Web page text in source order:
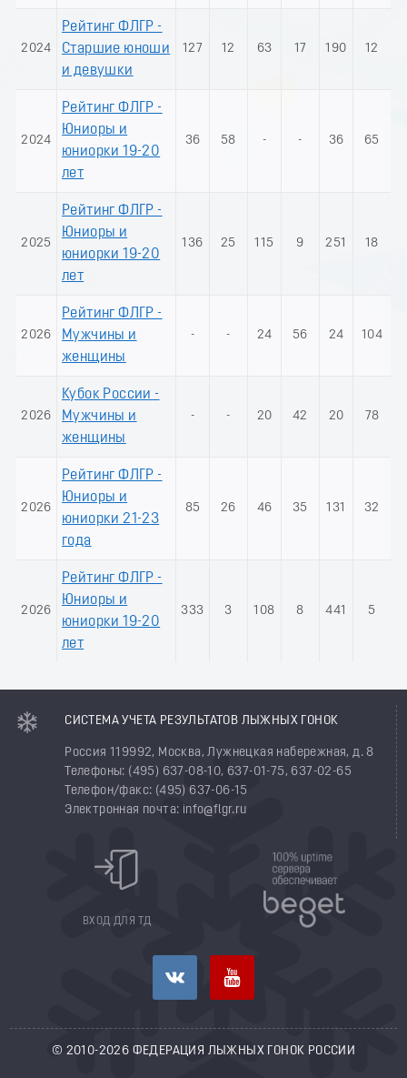
2024
Рейтинг ФЛГР -
Старшие юноши
и девушки
127 12 63 17 190 12
2024
Рейтинг ФЛГР -
Юниоры и
юниорки 19-20
лет
36 58 - - 36 65
2025
Рейтинг ФЛГР -
Юниоры и
юниорки 19-20
лет
136 25 115 9 251 18
2026
Рейтинг ФЛГР -
Мужчины и
женщины
- - 24 56 24 104
2026
Кубок России -
Мужчины и
женщины
- - 20 42 20 78
2026
Рейтинг ФЛГР -
Юниоры и
юниорки 21-23
года
85 26 46 35 131 32
2026
Рейтинг ФЛГР -
Юниоры и
юниорки 19-20
лет
333 3 108 8 441 5
СИСТЕМА УЧЕТА РЕЗУЛЬТАТОВ ЛЫЖНЫХ ГОНОК
Россия 119992, Москва, Лужнецкая набережная, д. 8
Телефоны: (495) 637-08-10, 637-01-75, 637-02-65
Телефон/факс: (495) 637-06-15
Электронная почта: info@flgr.ru
ВХОД ДЛЯ ТД
© 2010-2026 ФЕДЕРАЦИЯ ЛЫЖНЫХ ГОНОК РОССИИ